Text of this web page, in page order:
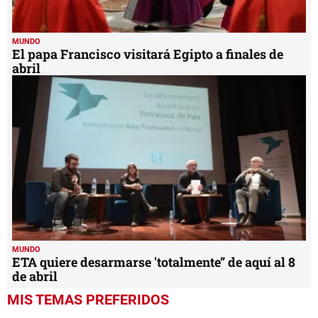
MUNDO
El papa Francisco visitará Egipto a finales de
abril
MUNDO
ETA quiere desarmarse 'totalmente” de aquí al 8
de abril
MIS TEMAS PREFERIDOS